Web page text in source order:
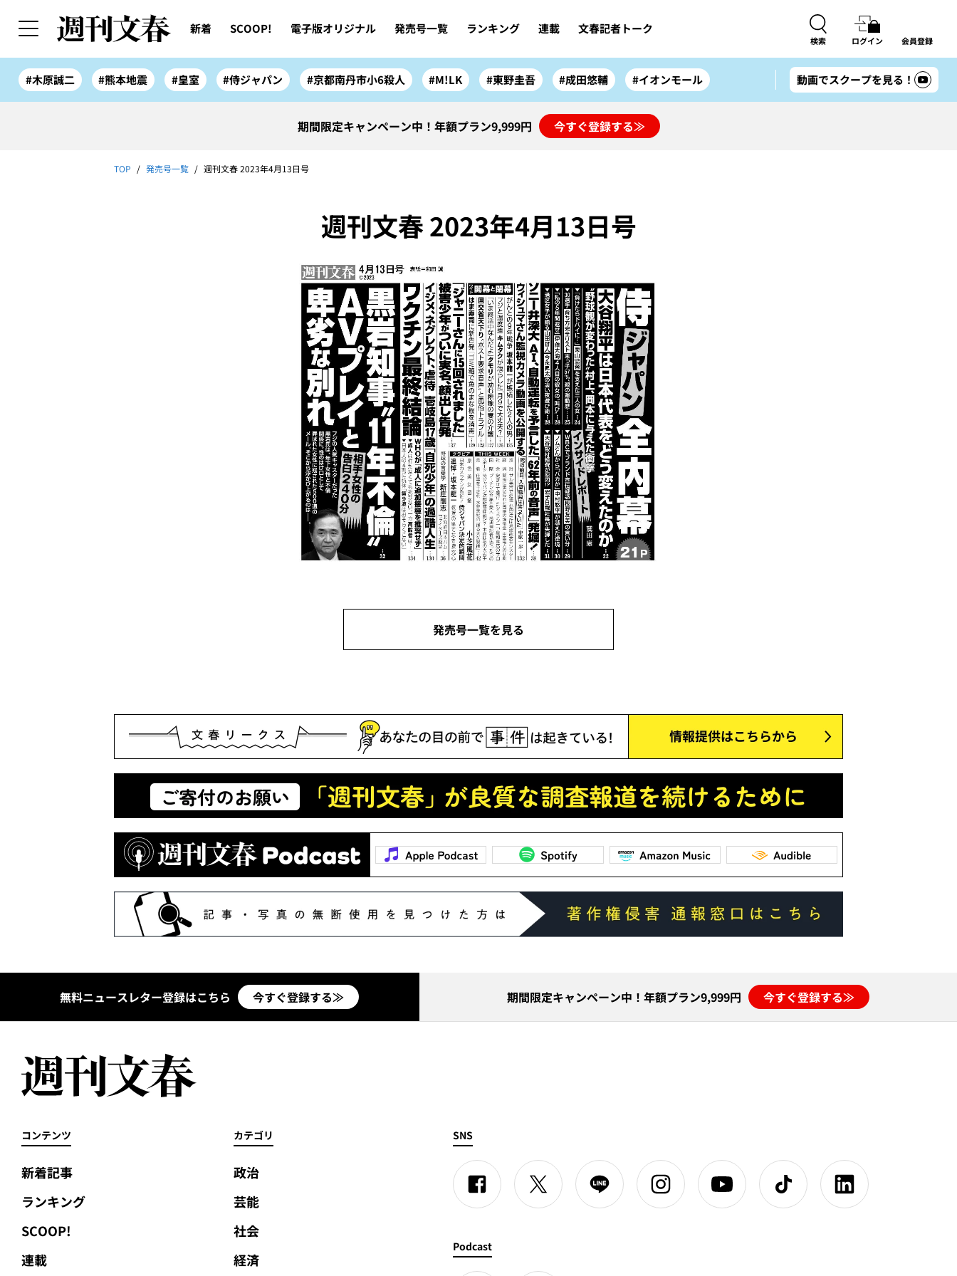
新着 SCOOP! 電子版オリジナル 発売号一覧 ランキング 連載 文春記者トーク
検索 ログイン 会員登録
#木原誠二 #熊本地震 #皇室 #侍ジャパン #京都南丹市小6殺人 #M!LK #東野圭吾 #成田悠輔 #イオンモール 動画でスクープを見る！
期間限定キャンペーン中！年額プラン9,999円 今すぐ登録する≫
TOP 発売号一覧 週刊文春 2023年4月13日号
週刊文春 2023年4月13日号
発売号一覧を見る
無料ニュースレター登録はこちら 今すぐ登録する≫ 期間限定キャンペーン中！年額プラン9,999円 今すぐ登録する≫
コンテンツ
新着記事
ランキング
SCOOP!
連載
カテゴリ
政治
芸能
社会
経済
SNS
Podcast